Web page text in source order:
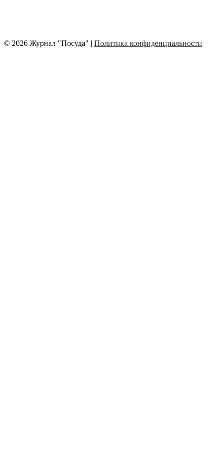
© 2026 Журнал "Посуда" | Политика конфиденциальности